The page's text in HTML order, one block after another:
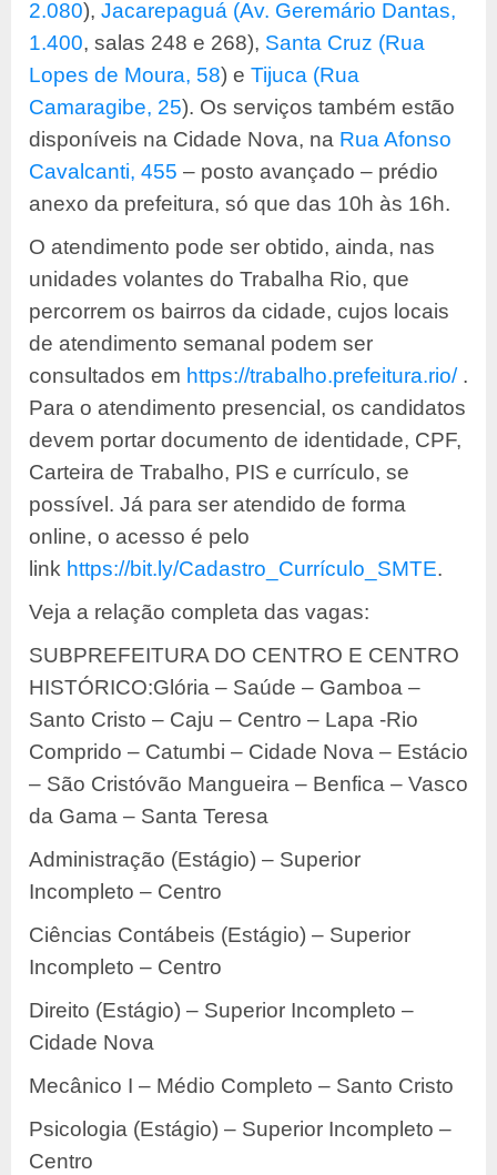
2.080), Jacarepaguá (Av. Geremário Dantas,
1.400, salas 248 e 268), Santa Cruz (Rua
Lopes de Moura, 58) e Tijuca (Rua
Camaragibe, 25). Os serviços também estão
disponíveis na Cidade Nova, na Rua Afonso
Cavalcanti, 455 – posto avançado – prédio
anexo da prefeitura, só que das 10h às 16h.
O atendimento pode ser obtido, ainda, nas
unidades volantes do Trabalha Rio, que
percorrem os bairros da cidade, cujos locais
de atendimento semanal podem ser
consultados em https://trabalho.prefeitura.rio/.
Para o atendimento presencial, os candidatos
devem portar documento de identidade, CPF,
Carteira de Trabalho, PIS e currículo, se
possível. Já para ser atendido de forma
online, o acesso é pelo
link https://bit.ly/Cadastro_Currículo_SMTE.
Veja a relação completa das vagas:
SUBPREFEITURA DO CENTRO E CENTRO
HISTÓRICO:Glória – Saúde – Gamboa –
Santo Cristo – Caju – Centro – Lapa -Rio
Comprido – Catumbi – Cidade Nova – Estácio
– São Cristóvão Mangueira – Benfica – Vasco
da Gama – Santa Teresa
Administração (Estágio) – Superior
Incompleto – Centro
Ciências Contábeis (Estágio) – Superior
Incompleto – Centro
Direito (Estágio) – Superior Incompleto –
Cidade Nova
Mecânico I – Médio Completo – Santo Cristo
Psicologia (Estágio) – Superior Incompleto –
Centro